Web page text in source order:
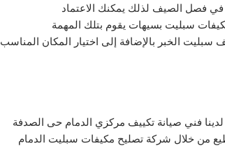
في فصل الصيف لذلك يمكنك الاعتماد
سبليت بسيهات يقوم بتلك المهمة
الخبر بالإضافة إلى اختيار المكان المناسب
فني صيانة تكييف مركزي الدمام حى الصدفة
من خلال شركة تصليح مكيفات سبليت الدمام